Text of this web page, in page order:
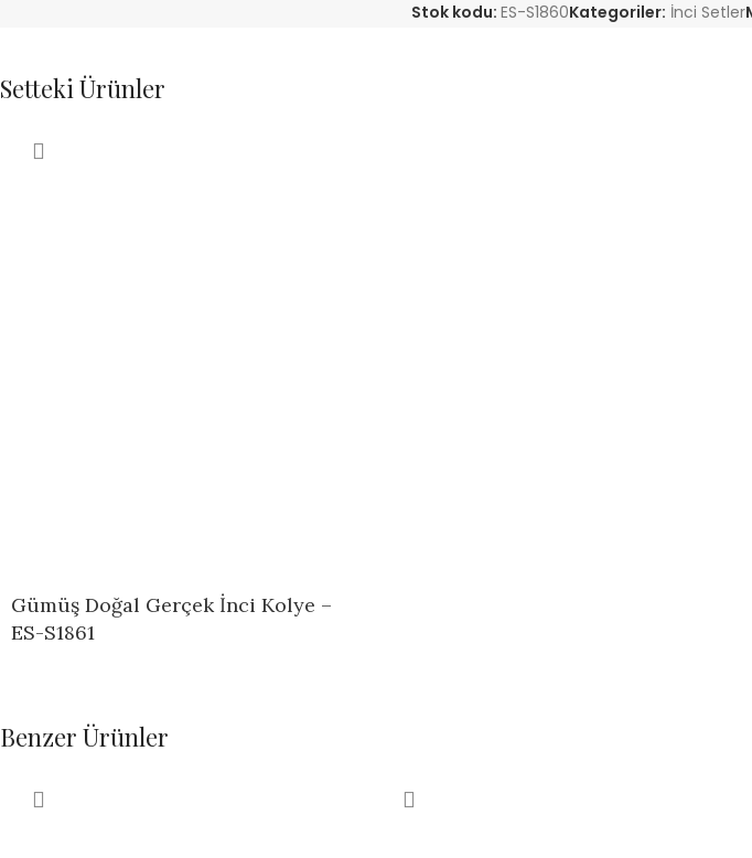
Stok kodu: ES-S1860Kategoriler: İnci Setler
Setteki Ürünler
Gümüş Doğal Gerçek İnci Kolye –
ES-S1861
Benzer Ürünler